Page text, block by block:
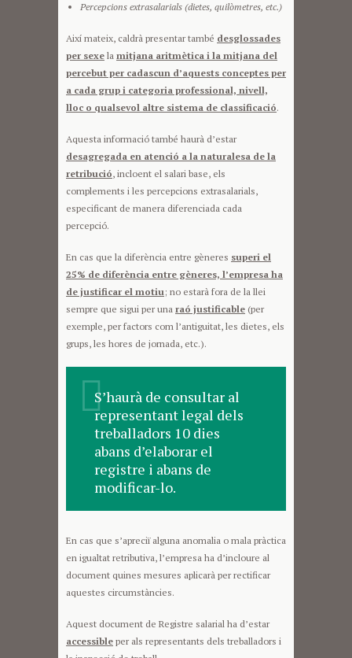
Percepcions extrasalarials (dietes, quilòmetres, etc.)
Així mateix, caldrà presentar també desglossades
per sexe la mitjana aritmètica i la mitjana del
percebut per cadascun d’aquests conceptes per
a cada grup i categoria professional, nivell,
lloc o qualsevol altre sistema de classificació.
Aquesta informació també haurà d’estar
desagregada en atenció a la naturalesa de la
retribució, incloent el salari base, els
complements i les percepcions extrasalarials,
especificant de manera diferenciada cada
percepció.
En cas que la diferència entre gèneres superi el
25% de diferència entre gèneres, l’empresa ha
de justificar el motiu; no estarà fora de la llei
sempre que sigui per una raó justificable (per
exemple, per factors com l’antiguitat, les dietes, els
grups, les hores de jornada, etc.).
S’haurà de consultar al
representant legal dels
treballadors 10 dies
abans d’elaborar el
registre i abans de
modificar-lo.
En cas que s’apreciï alguna anomalia o mala pràctica
en igualtat retributiva, l’empresa ha d’incloure al
document quines mesures aplicarà per rectificar
aquestes circumstàncies.
Aquest document de Registre salarial ha d’estar
accessible per als representants dels treballadors i